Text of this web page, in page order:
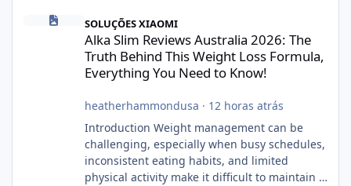
Alka Slim Reviews Australia 2026: The Truth Behind This
SOLUÇÕES XIAOMI
Alka Slim Reviews Australia 2026: The
Truth Behind This Weight Loss Formula,
Everything You Need to Know!
heatherhammondusa · 12 horas atrás
Introduction Weight management can be
challenging, especially when busy schedules,
inconsistent eating habits, and limited
physical activity make it difficult to maintain a